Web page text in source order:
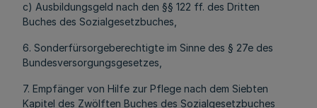
c) Ausbildungsgeld nach den §§ 122 ff. des Dritten
Buches des Sozialgesetzbuches,
6. Sonderfürsorgeberechtigte im Sinne des § 27e des
Bundesversorgungsgesetzes,
7. Empfänger von Hilfe zur Pflege nach dem Siebten
Kapitel des Zwölften Buches des Sozialgesetzbuches